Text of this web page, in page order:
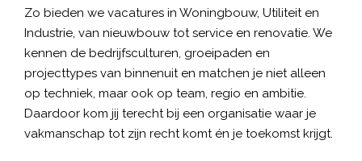
Zo bieden we vacatures in Woningbouw, Utiliteit en
Industrie, van nieuwbouw tot service en renovatie. We
kennen de bedrijfsculturen, groeipaden en
projecttypes van binnenuit en matchen je niet alleen
op techniek, maar ook op team, regio en ambitie.
Daardoor kom jij terecht bij een organisatie waar je
vakmanschap tot zijn recht komt én je toekomst krijgt.